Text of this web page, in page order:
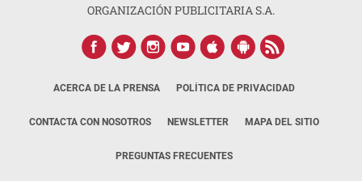
ORGANIZACIÓN PUBLICITARIA S.A.
ACERCA DE LA PRENSA POLÍTICA DE PRIVACIDAD
CONTACTA CON NOSOTROS NEWSLETTER MAPA DEL SITIO
PREGUNTAS FRECUENTES